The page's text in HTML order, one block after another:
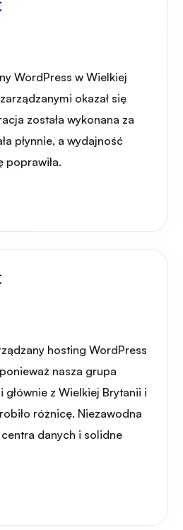
WordPress w Wielkiej
okazał się
została wykonana za
płynnie, a wydajność
poprawiła.
hosting WordPress
nasza grupa
z Wielkiej Brytanii i
różnicę. Niezawodna
danych i solidne